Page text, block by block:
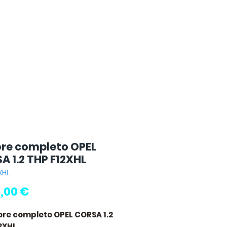
completo OPEL
1.2 THP F12XHL
€
completo OPEL CORSA 1.2